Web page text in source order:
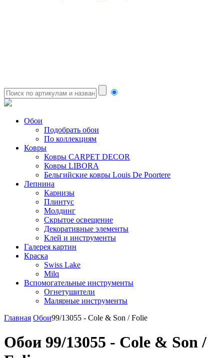
Обои
Подобрать обои
По коллекциям
Ковры
Ковры CARPET DECOR
Ковры LIBORA
Бельгийские ковры Louis De Poortere
Лепнина
Карнизы
Плинтус
Молдинг
Скрытое освещение
Декоративные элементы
Клей и инструменты
Галерея картин
Краска
Swiss Lake
Milq
Вспомогательные инструменты
Огнетушители
Малярные инструменты
Главная Обои99/13055 - Cole & Son / Folie
Обои 99/13055 - Cole & Son /